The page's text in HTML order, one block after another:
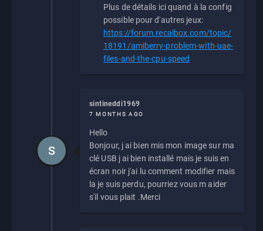
Plus de détails ici quand à la config
possible pour d'autres jeux:
https://forum.recalbox.com/topic/
18191/amiberry-problem-with-uae-
files-and-the-cpu-speed
sintineddi1969
7 MONTHS AGO
Hello
Bonjour, j ai bien mis mon image sur ma
clé USB j ai bien installé mais je suis en
écran noir j'ai lu comment modifier mais
la je suis perdu, pourriez vous m aider
s'il vous plait .Merci
S